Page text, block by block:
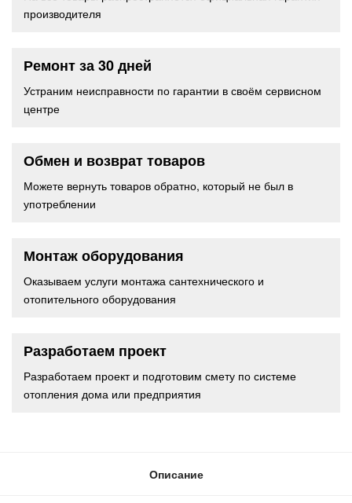
производителя
Ремонт за 30 дней
Устраним неисправности по гарантии в своём сервисном
центре
Обмен и возврат товаров
Можете вернуть товаров обратно, который не был в
употреблении
Монтаж оборудования
Оказываем услуги монтажа сантехнического и
отопительного оборудования
Разработаем проект
Разработаем проект и подготовим смету по системе
отопления дома или предприятия
Описание